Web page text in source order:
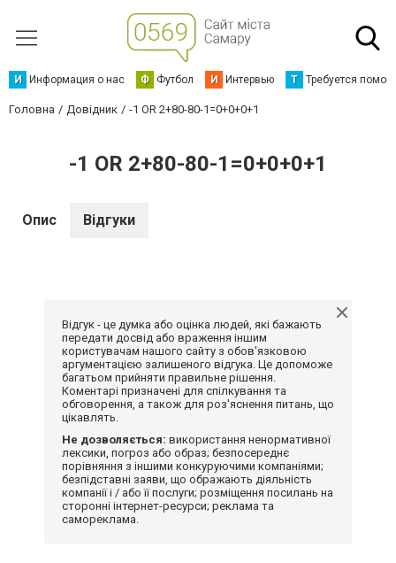
И Информация о нас Ф Футбол И Интервью Т Требуется
Головна Довідник -1 OR 2+80-80-1=0+0+0+1
-1 OR 2+80-80-1=0+0+0+1
Опис Відгуки
Відгук - це думка або оцінка людей, які бажають
передати досвід або враження іншим
користувачам нашого сайту з обов'язковою
аргументацією залишеного відгука. Це допоможе
багатьом прийняти правильне рішення.
Коментарі призначені для спілкування та
обговорення, а також для роз'яснення питань, що
цікавлять.
Не дозволяється: використання ненормативної
лексики, погроз або образ; безпосереднє
порівняння з іншими конкуруючими компаніями;
безпідставні заяви, що ображають діяльність
компанії і / або її послуги; розміщення посилань на
сторонні інтернет-ресурси; реклама та
самореклама.